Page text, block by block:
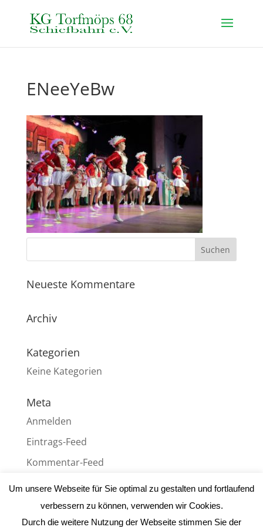
ENeeYeBw
Neueste Kommentare
Archiv
Kategorien
Keine Kategorien
Meta
Anmelden
Eintrags-Feed
Kommentar-Feed
WordPress.org
Um unsere Webseite für Sie optimal zu gestalten und fortlaufend
verbessern zu können, verwenden wir Cookies.
Durch die weitere Nutzung der Webseite stimmen Sie der